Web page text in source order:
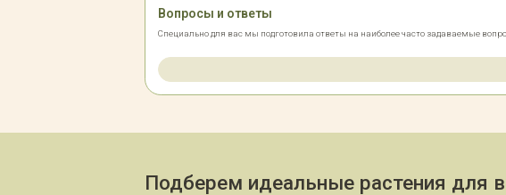
Вопросы и ответы
Специально для вас мы подготовила ответы на наиболее часто задаваемые
Подберем идеальные растения для